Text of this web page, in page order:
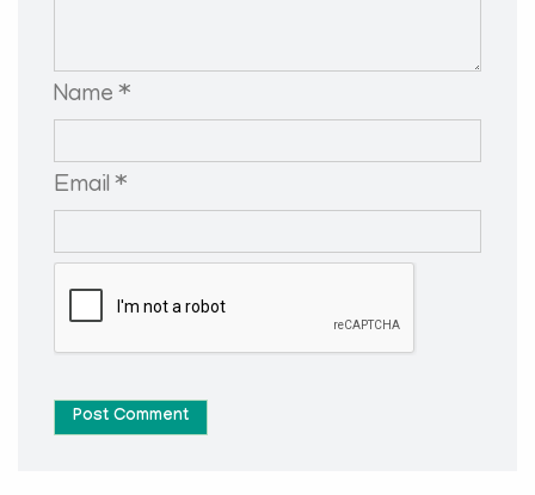
Name *
Email *
Post Comment